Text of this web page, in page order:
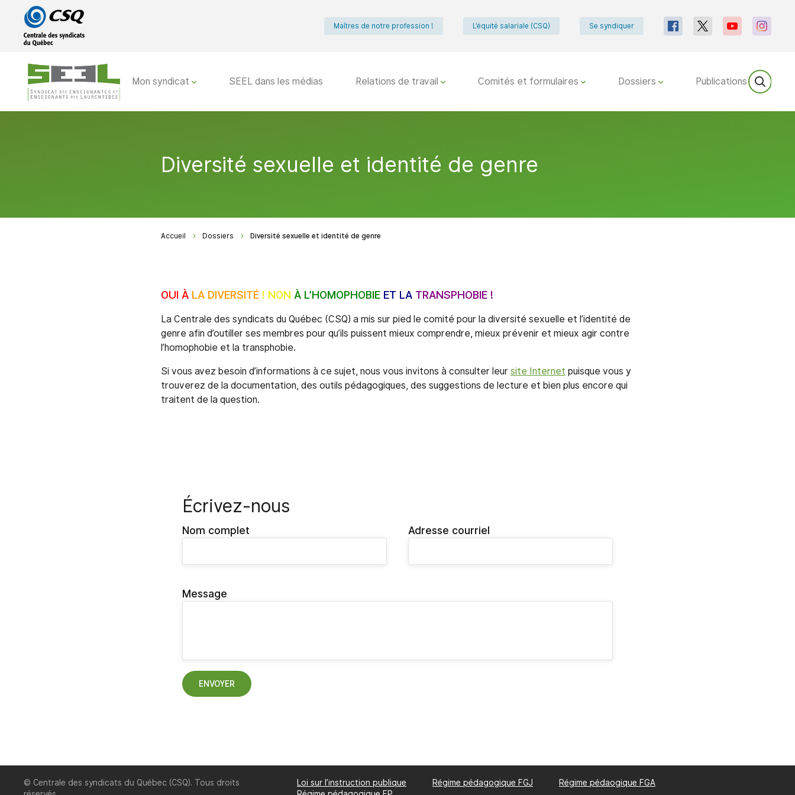
Passer
menu
principal
Passer
contenu
Maîtres de notre profession ! L’équité salariale (CSQ) Se syndiquer
Mon syndicat SEEL dans les médias Relations de travail Comités et formulaires Dossiers Publications
Diversité sexuelle et identité de genre
Accueil Dossiers Diversité sexuelle et identité de genre
OUI À LA DIVERSITÉ ! NON À L’HOMOPHOBIE ET LA TRANSPHOBIE !
La Centrale des syndicats du Québec (CSQ) a mis sur pied le comité pour la diversité sexuelle et l’identité de
genre afin d’outiller ses membres pour qu’ils puissent mieux comprendre, mieux prévenir et mieux agir contre
l’homophobie et la transphobie.
Si vous avez besoin d’informations à ce sujet, nous vous invitons à consulter leur site Internet puisque vous y
trouverez de la documentation, des outils pédagogiques, des suggestions de lecture et bien plus encore qui
traitent de la question.
Écrivez-nous
Nom complet Adresse courriel
Message
ENVOYER
© Centrale des syndicats du Québec (CSQ). Tous droits
Loi sur l’instruction publique Régime pédagogique FGJ
Régime pédaogique FGA